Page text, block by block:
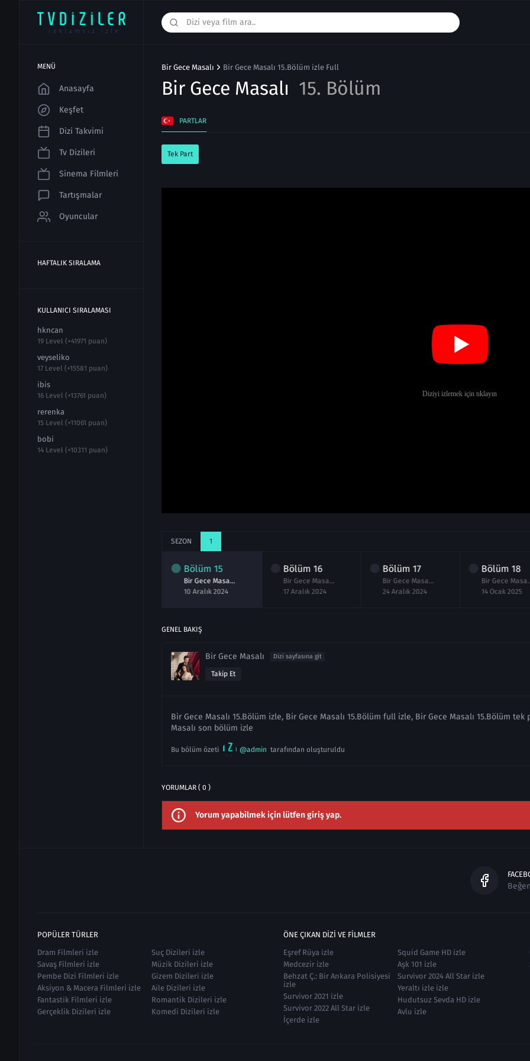
MENÜ
Anasayfa
Keşfet
Dizi Takvimi
Tv Dizileri
Sinema Filmleri
Tartışmalar
Oyuncular
HAFTALIK SIRALAMA
KULLANICI SIRALAMASI
hkncan
19 Level (+41971 puan)
veyseliko
17 Level (+15581 puan)
ibis
16 Level (+13761 puan)
rerenka
15 Level (+11061 puan)
bobi
14 Level (+10311 puan)
Bir Gece Masalı Bir Gece Masalı 15.Bölüm izle Full
Bir Gece Masalı 15. Bölüm
PARTLAR
Tek Part
SEZON 1
Bölüm 15
Bir Gece Masalı 15.Bölüm izle Full
10 Aralık 2024
Bölüm 16
Bir Gece Masalı 16.Bölüm izle
17 Aralık 2024
Bölüm 17
Bir Gece Masalı 17.Bölüm izle Full
24 Aralık 2024
Bölüm 18
Bir Gece
14 Ocak 2025
GENEL BAKIŞ
Bir Gece Masalı Dizi sayfasına git
Takip Et
Bir Gece Masalı 15.Bölüm izle, Bir Gece Masalı 15.Bölüm full izle, Bir Gece Masalı 15.Bölüm
Masalı son bölüm izle
Bu bölüm özeti @admin tarafından oluşturuldu
YORUMLAR ( 0 )
Yorum yapabilmek için lütfen giriş yap.
Beğen
POPÜLER TÜRLER
Dram Filmleri izle
Savaş Filmleri izle
Pembe Dizi Filmleri izle
Aksiyon & Macera Filmleri izle
Fantastik Filmleri izle
Gerçeklik Dizileri izle
Suç Dizileri izle
Müzik Dizileri izle
Gizem Dizileri izle
Aile Dizileri izle
Romantik Dizileri izle
Komedi Dizileri izle
ÖNE ÇIKAN DIZI VE FILMLER
Eşref Rüya izle
Medcezir izle
Behzat Ç.: Bir Ankara Polisiyesi
izle
Survivor 2021 izle
Survivor 2022 All Star izle
İçerde izle
Squid Game HD izle
Aşk 101 izle
Survivor 2024 All Star izle
Yeraltı izle izle
Hudutsuz Sevda HD izle
Avlu izle